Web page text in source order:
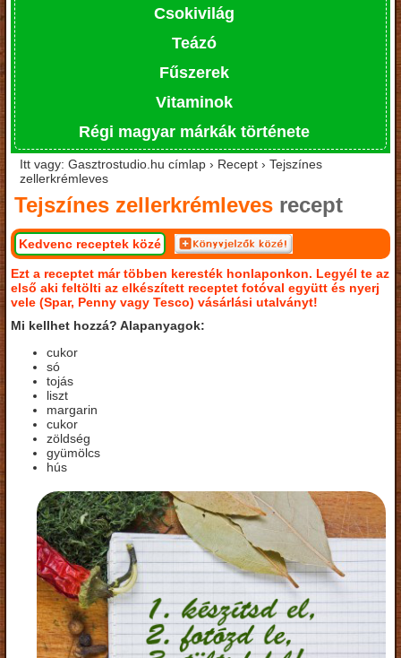
Csokivilág
Teázó
Fűszerek
Vitaminok
Régi magyar márkák története
Itt vagy: Gasztrostudio.hu címlap › Recept › Tejszínes
zellerkrémleves
Tejszínes zellerkrémleves recept
Kedvenc receptek közé
Ezt a receptet már többen keresték honlaponkon. Legyél te az
első aki feltölti az elkészített receptet fotóval együtt és nyerj
vele (Spar, Penny vagy Tesco) vásárlási utalványt!
Mi kellhet hozzá? Alapanyagok:
cukor
só
tojás
liszt
margarin
cukor
zöldség
gyümölcs
hús